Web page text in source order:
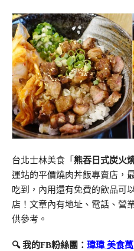
台北士林美食「 熊吞日式炭火
運站的平價燒肉丼飯專賣店，
吃到，內用還有免費的飲品可
店！文章內有地址、電話、營
供參考。
🔍 我的FB粉絲團： 瑋瑋 美食